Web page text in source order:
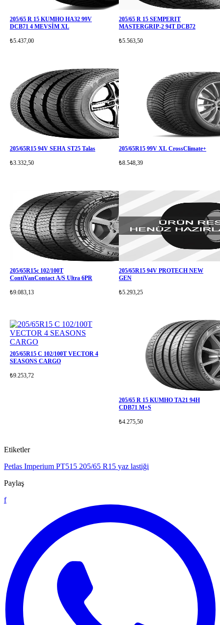
205/65 R 15 KUMHO HA32 99V
DCB71 4 MEVSİM XL
₺5.437,00
205/65 R 15 SEMPERIT
MASTERGRIP-2 94T DCB72
₺5.563,50
205/65R15 94V SEHA ST25 Talas
₺3.332,50
205/65R15 99V XL CrossClimate+
₺8.548,39
205/65R15c 102/100T
ContiVanContact A/S Ultra 6PR
₺9.083,13
205/65R15 94V PROTECH NEW
GEN
₺5.293,25
205/65R15 C 102/100T VECTOR 4
SEASONS CARGO
₺9.253,72
205/65 R 15 KUMHO TA21 94H
CDB71 M+S
₺4.275,50
Etiketler
Petlas Imperium PT515 205/65 R15 yaz lastiği
Paylaş
f